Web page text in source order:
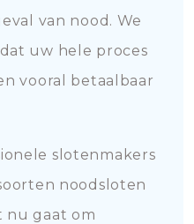
van nood. We
uw hele proces
vooral betaalbaar
slotenmakers
noodsloten
nu gaat om